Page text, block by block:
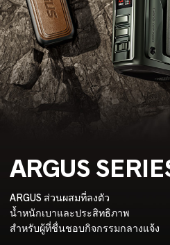
ARGUS
ARGUS ส่วนผสมที่ลงตัว
น้ำหนักเบาและประสิทธิภาพ
สำหรับผู้ที่ชื่นชอบกิจกรรมกลางแจ้ง